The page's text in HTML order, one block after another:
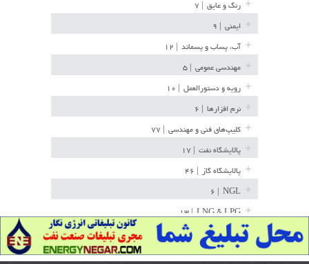
رنگ و عایق
ایمنی
آب، پساب و پسماند
مهندسی عمومی
رویه و دستورالعمل
نرم افزارها
کلیپ‌های فنی و مهندسی
پالایشگاه نفت
پالایشگاه گاز
NGL
LNG & LPG | ۱۳
خط لوله | ۳۶
مخازن ذخیره | ۱۵